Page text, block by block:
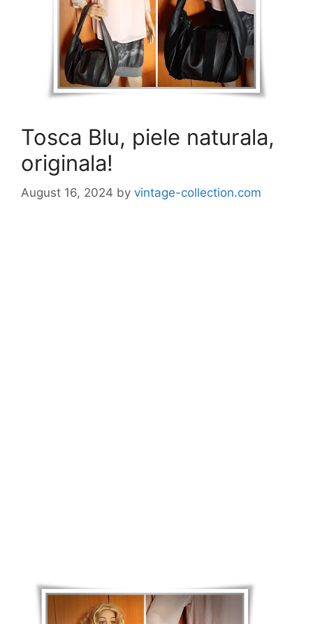
Tosca Blu, piele naturala,
originala!
August 16, 2024 by vintage-collection.com